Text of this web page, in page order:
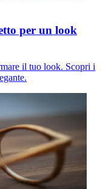
per un look
il tuo look. Scopri i